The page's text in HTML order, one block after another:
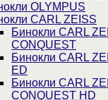
OLYMPUS
CARL ZEISS
Бинокли CARL
CONQUEST
Бинокли CARL
ED
Бинокли CARL
CONQUEST HD